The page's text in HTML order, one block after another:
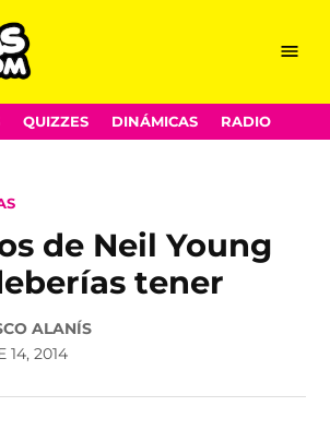
Menu
QUIZZES DINÁMICAS RADIO
de Neil Young
tener
ALANÍS
14, 2014